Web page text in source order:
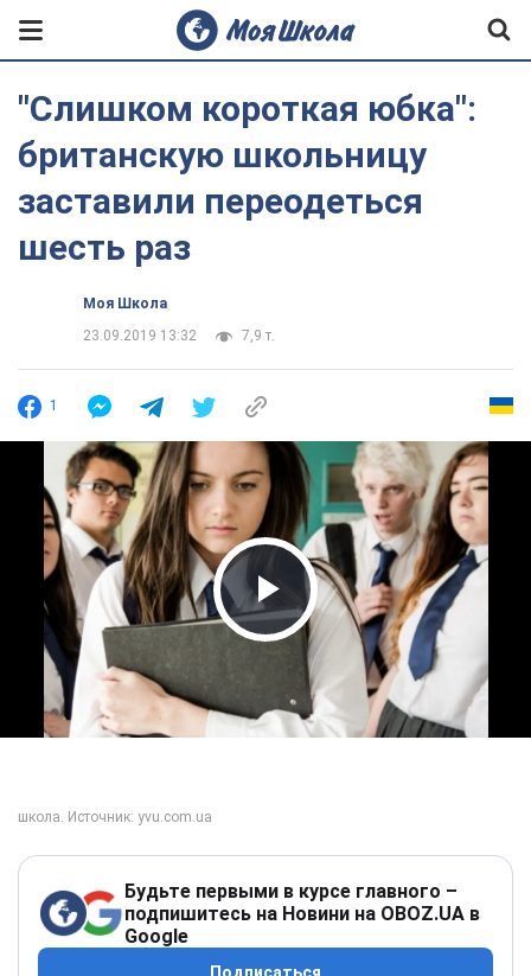
"Слишком короткая юбка":
британскую школьницу
заставили переодеться
шесть раз
Моя Школа
23.09.2019 13:32
7,9 т.
1
Play Video
Будьте первыми в курсе главного –
подпишитесь на Новини на OBOZ.UA в
Google
Подписаться